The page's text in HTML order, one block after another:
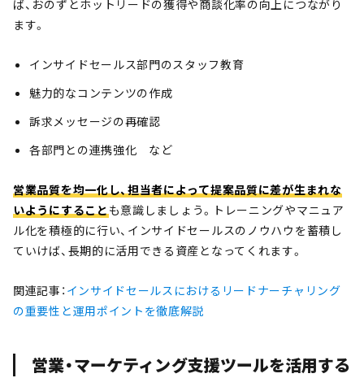
ば、おのずとホットリードの獲得や商談化率の向上につながり
ます。
インサイドセールス部門のスタッフ教育
魅力的なコンテンツの作成
訴求メッセージの再確認
各部門との連携強化 など
営業品質を均一化し、担当者によって提案品質に差が生まれな
いようにすることも意識しましょう。トレーニングやマニュア
ル化を積極的に行い、インサイドセールスのノウハウを蓄積し
ていけば、長期的に活用できる資産となってくれます。
関連記事：インサイドセールスにおけるリードナーチャリング
の重要性と運用ポイントを徹底解説
営業・マーケティング支援ツールを活用する